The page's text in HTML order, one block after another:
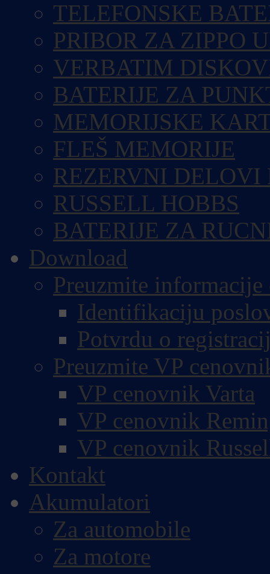
TELEFONSKE
PRIBOR ZA ZIPPO
VERBATIM
BATERIJE ZA
MEMORIJSKE
FLEŠ MEMORIJE
REZERVNI DELOVI
RUSSELL HOBBS
BATERIJE ZA
Download
Preuzmite
Identifikaciju
Potvrdu o
Preuzmite VP
VP cenovnik Varta
VP cenovnik
VP cenovnik
Kontakt
Akumulatori
Za automobile
Za motore